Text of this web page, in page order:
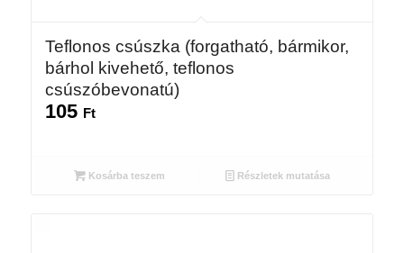
Teflonos csúszka (forgatható, bármikor,
bárhol kivehető, teflonos
csúszóbevonatú)
105 Ft
Kosárba teszem Részletek mutatása